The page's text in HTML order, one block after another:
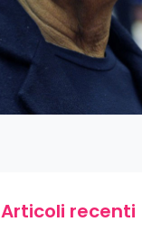
Articoli recenti